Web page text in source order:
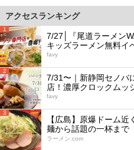
アクセスランキング
1
7/27│『尾道ラーメン
キッズラーメン無料イ
favy
2
7/31〜｜新静岡セノバ
店！濃厚クロックムッ
favy
3
【広島】原爆ドーム
麺から話題の一杯まで
ラーメン.com